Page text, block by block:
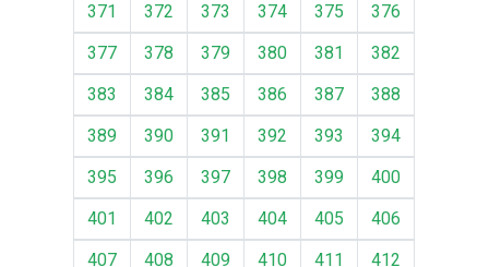
371
372 373 374 375
376
377
378 379 380 381
382
383
384 385 386 387
388
389
390 391 392 393
394
395
396 397 398 399
400
401
402 403 404 405
406
407
408 409 410 411 412